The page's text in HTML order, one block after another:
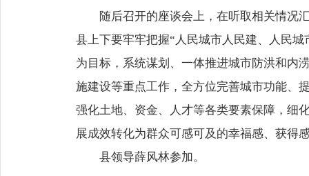
随后召开的座谈会上，在听取相关情况
县上下要牢牢把握“人民城市人民建、人民
为目标，系统谋划、一体推进城市防洪和内
施建设等重点工作，全方位完善城市功能、
强化土地、资金、人才等各类要素保障，细
展成效转化为群众可感可及的幸福感、获得
县领导薛风林参加。